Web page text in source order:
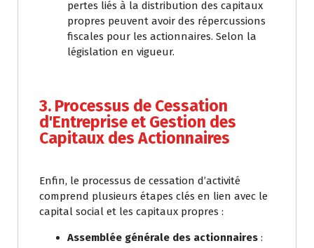
pertes liés à la distribution des capitaux
propres peuvent avoir des répercussions
fiscales pour les actionnaires. Selon la
législation en vigueur.
3. Processus de Cessation
d'Entreprise et Gestion des
Capitaux des Actionnaires
Enfin, le processus de cessation d’activité
comprend plusieurs étapes clés en lien avec le
capital social et les capitaux propres :
Assemblée générale des actionnaires :